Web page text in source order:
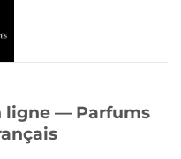
ligne — Parfums